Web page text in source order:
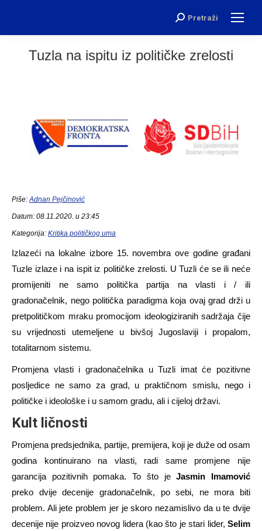
Search:
Pretraži
Tuzla na ispitu iz političke zrelosti
Piše: Adnan Pejčinović
Datum: 08.11.2020. u 23:45
Kategorija: Kritika političkog uma
Izlazeći na lokalne izbore 15. novembra ove godine građani
Tuzle izlaze i na ispit iz političke zrelosti. U Tuzli će se ili neće
promijeniti ne samo politička partija na vlasti i / ili
gradonačelnik, nego politička paradigma koja ovaj grad drži u
pretpolitičkom mraku promocijom ideologiziranih sadržaja čije
su vrijednosti utemeljene u bivšoj Jugoslaviji i propalom,
totalitarnom sistemu.
Promjena vlasti i gradonačelnika u Tuzli imat će pozitivne
posljedice ne samo za grad, u praktičnom smislu, nego i
političke i ideološke i u samom gradu, ali i cijeloj državi.
Kult ličnosti
Promjena predsjednika, partije, premijera, koji je duže od osam
godina kontinuirano na vlasti, radi same promjene nije
garancija pozitivnih pomaka. To što jeJasmin Imamović
preko dvije decenije gradonačelnik, po sebi, ne mora biti
problem. Ali jete problem jer je skoro nezamislivo da u te dvije
decenije nije proizveo novog lidera (kao što je stari lider, Selim